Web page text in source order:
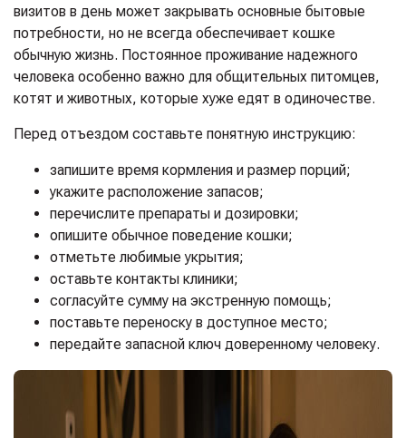
визитов в день может закрывать основные бытовые
потребности, но не всегда обеспечивает кошке
обычную жизнь. Постоянное проживание надежного
человека особенно важно для общительных питомцев,
котят и животных, которые хуже едят в одиночестве.
Перед отъездом составьте понятную инструкцию:
запишите время кормления и размер порций;
укажите расположение запасов;
перечислите препараты и дозировки;
опишите обычное поведение кошки;
отметьте любимые укрытия;
оставьте контакты клиники;
согласуйте сумму на экстренную помощь;
поставьте переноску в доступное место;
передайте запасной ключ доверенному человеку.